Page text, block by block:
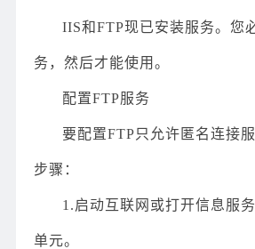
IIS和FTP现已安装服务。您
务，然后才能使用。
配置FTP服务
要配置FTP只允许匿名连接
步骤：
1.启动互联网或打开信息服
单元。